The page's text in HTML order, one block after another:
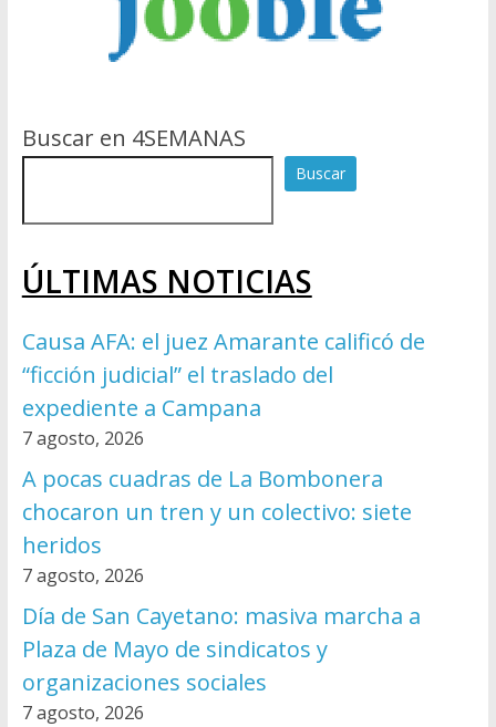
Buscar en 4SEMANAS
Buscar
ÚLTIMAS NOTICIAS
Causa AFA: el juez Amarante calificó de
“ficción judicial” el traslado del
expediente a Campana
7 agosto, 2026
A pocas cuadras de La Bombonera
chocaron un tren y un colectivo: siete
heridos
7 agosto, 2026
Día de San Cayetano: masiva marcha a
Plaza de Mayo de sindicatos y
organizaciones sociales
7 agosto, 2026